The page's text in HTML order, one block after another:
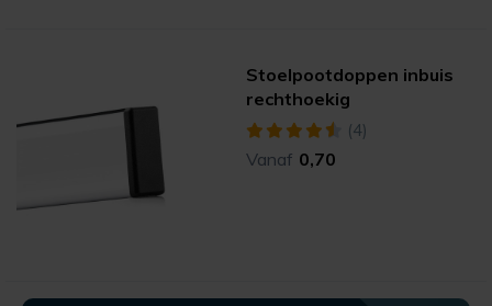
Stoelpootdoppen inbuis
rechthoekig
(4)
Vanaf 0,70